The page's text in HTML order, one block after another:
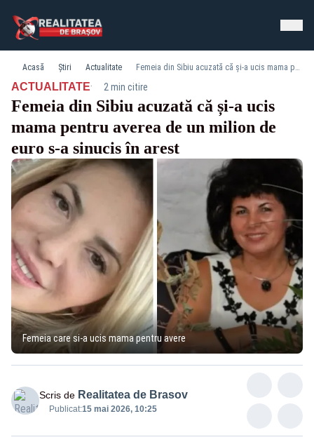
Acasă Știri Actualitate Femeia din Sibiu acuzată că și-a ucis mama pentru averea de un milion de euro s-a sinucis în arest
ACTUALITATE· 2 min citire
Femeia din Sibiu acuzată că și-a ucis
mama pentru averea de un milion de
euro s-a sinucis în arest
Femeia care si-a ucis mama pentru avere
Scris de Realitatea de Brasov
Publicat:15 mai 2026, 10:25